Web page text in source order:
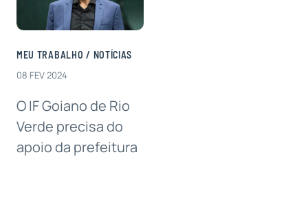
MEU TRABALHO / NOTÍCIAS
08 FEV 2024
O IF Goiano de Rio
Verde precisa do
apoio da prefeitura